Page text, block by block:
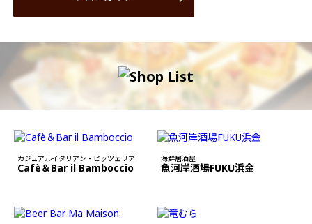
カジュアルイタリアン・ピッツェリア
Cafè＆Bar il Bamboccio
海鮮居酒屋
魚河岸酒場FUKU浜金